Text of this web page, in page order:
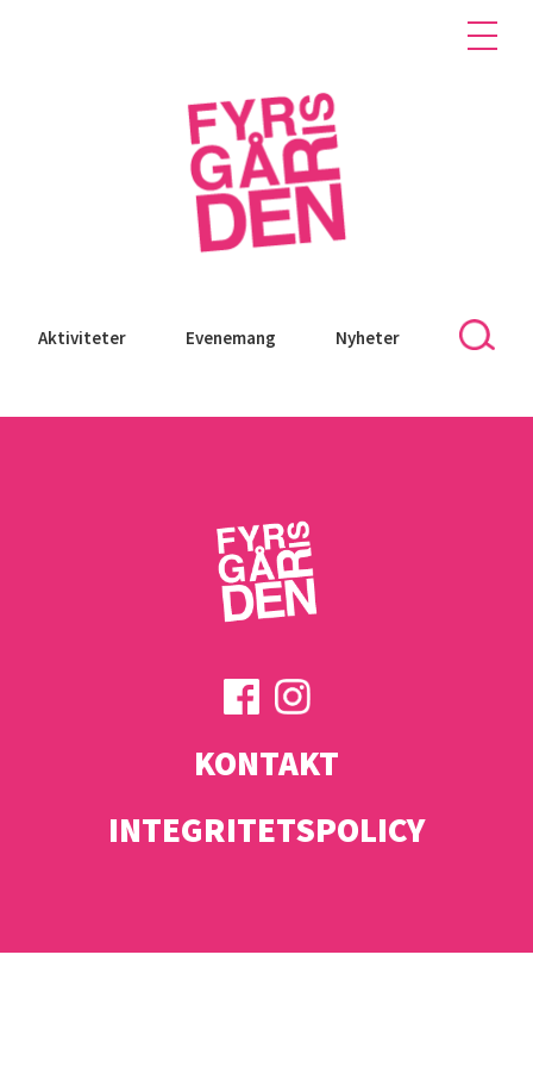
Aktiviteter Evenemang Nyheter
KONTAKT
INTEGRITETSPOLICY